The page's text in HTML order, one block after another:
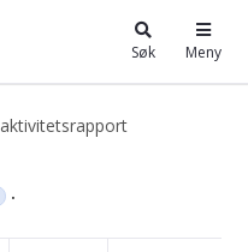
Søk Meny
aktivitetsrapport
.